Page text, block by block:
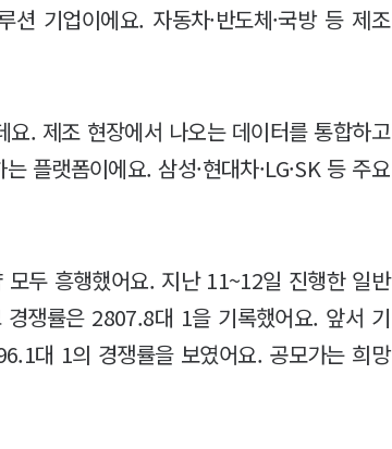
기업이에요. 자동차·반도체·국방 등 제조
. 제조 현장에서 나오는 데이터를 통합하고
플랫폼이에요. 삼성·현대차·LG·SK 등 주요
두 흥행했어요. 지난 11~12일 진행한 일반
쟁률은 2807.8대 1을 기록했어요. 앞서 기
대 1의 경쟁률을 보였어요. 공모가는 희망